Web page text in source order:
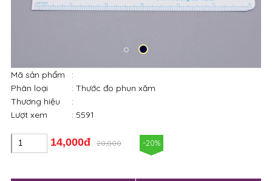
Mã sản phẩm
:
Phân loại
: Thước đo phun xăm
Thương hiệu
:
Lượt xem